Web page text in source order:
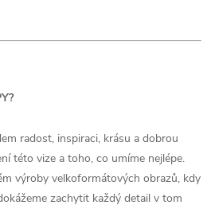
radost, inspiraci, krásu a dobrou
této vize a toho, co umíme nejlépe.
výroby velkoformátových obrazů, kdy
zachytit každý detail v tom